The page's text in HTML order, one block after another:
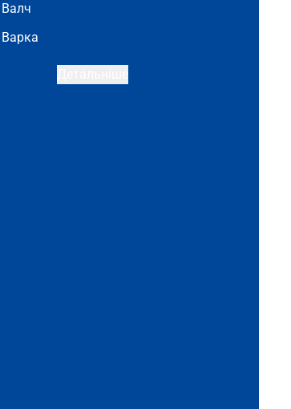
Валч
Варка